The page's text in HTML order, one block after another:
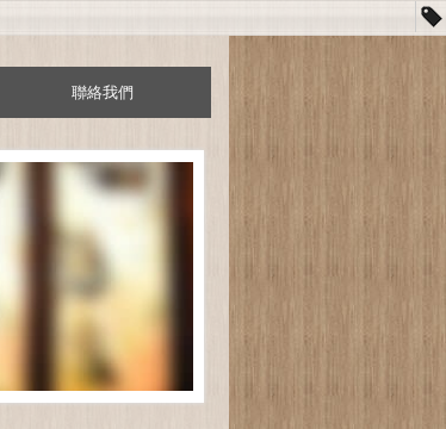
聯絡我們